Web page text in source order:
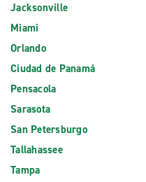
Jacksonville
Miami
Orlando
Ciudad de Panamá
Pensacola
Sarasota
San Petersburgo
Tallahassee
Tampa